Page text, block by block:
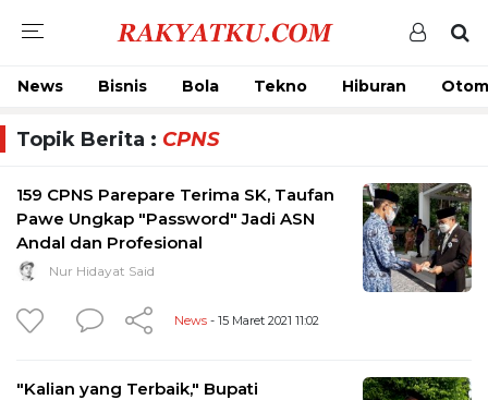
News Bisnis Bola Tekno Hiburan
Topik Berita : CPNS
159 CPNS Parepare Terima SK, Taufan
Pawe Ungkap "Password" Jadi ASN
Andal dan Profesional
Nur Hidayat Said
News - 15 Maret 2021 11:02
"Kalian yang Terbaik," Bupati